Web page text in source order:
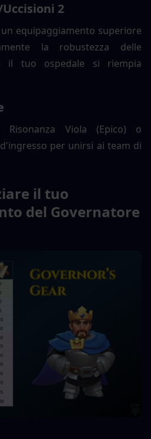
2
equipaggiamento superiore
la robustezza delle
il tuo ospedale si riempia
Risonanza Viola (Epico) o
per unirsi ai team di
il tuo
del Governatore